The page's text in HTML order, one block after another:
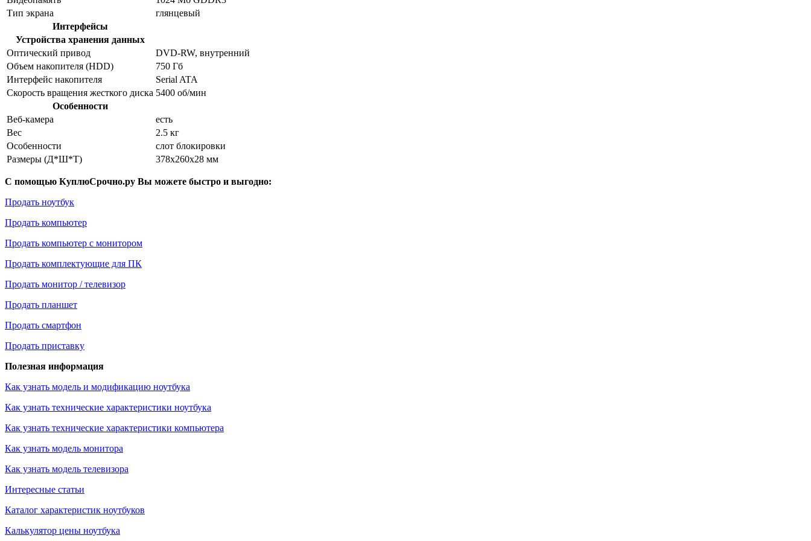
Тип экрана
глянцевый
Интерфейсы
Устройства хранения данных
Оптический привод
DVD-RW, внутренний
Объем накопителя (HDD)
750 Гб
Интерфейс накопителя
Serial ATA
Скорость вращения жесткого диска 5400 об/мин
Особенности
Веб-камера
есть
Вес
2.5 кг
Особенности
слот блокировки
Размеры (Д*Ш*Т)
378x260x28 мм
С помощью КуплюСрочно.ру Вы можете быстро и выгодно:
Продать ноутбук
Продать компьютер
Продать компьютер с монитором
Продать комплектующие для ПК
Продать монитор / телевизор
Продать планшет
Продать смартфон
Продать приставку
Полезная информация
Как узнать модель и модификацию ноутбука
Как узнать технические характеристики ноутбука
Как узнать технические характеристики компьютера
Как узнать модель монитора
Как узнать модель телевизора
Интересные статьи
Каталог характеристик ноутбуков
Калькулятор цены ноутбука